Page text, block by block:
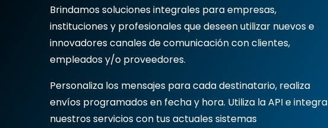
Brindamos soluciones integrales para empresas,
instituciones y profesionales que deseen utilizar nuevos e
innovadores canales de comunicación con clientes,
empleados y/o proveedores.
Personaliza los mensajes para cada destinatario, realiza
enví­os programados en fecha y hora. Utiliza la API e integra
nuestros servicios con tus actuales sistemas